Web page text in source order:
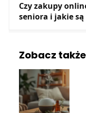
Czy zakupy
seniora i jakie są
Zobacz